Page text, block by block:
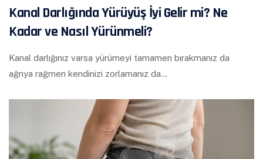
Kanal Darlığında Yürüyüş İyi Gelir mi? Ne
Kadar ve Nasıl Yürünmeli?
Kanal darlığınız varsa yürümeyi tamamen bırakmanız da
ağrıya rağmen kendinizi zorlamanız da…